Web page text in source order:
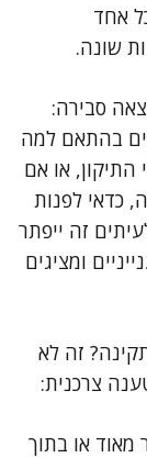
אחד
שונה.
סבירה:
בהתאם למה
או אם
כדאי לפנות
זה ייפתר
ומציגים
זה לא
צרכנית:
או בתוך